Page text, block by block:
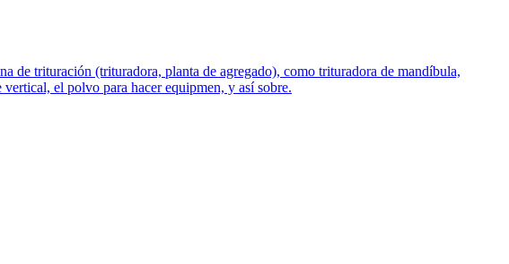
de trituración (trituradora, planta de agregado), como trituradora de mandíbula,
el polvo para hacer equipmen, y así sobre.